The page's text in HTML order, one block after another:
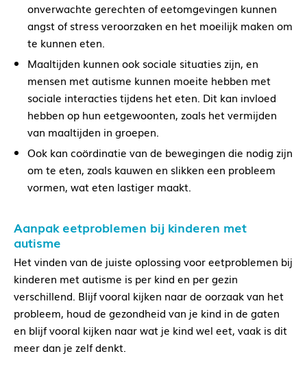
onverwachte gerechten of eetomgevingen kunnen
angst of stress veroorzaken en het moeilijk maken om
te kunnen eten.
Maaltijden kunnen ook sociale situaties zijn, en
mensen met autisme kunnen moeite hebben met
sociale interacties tijdens het eten. Dit kan invloed
hebben op hun eetgewoonten, zoals het vermijden
van maaltijden in groepen.
Ook kan coördinatie van de bewegingen die nodig zijn
om te eten, zoals kauwen en slikken een probleem
vormen, wat eten lastiger maakt.
Aanpak eetproblemen bij kinderen met
autisme
Het vinden van de juiste oplossing voor eetproblemen bij
kinderen met autisme is per kind en per gezin
verschillend. Blijf vooral kijken naar de oorzaak van het
probleem, houd de gezondheid van je kind in de gaten
en blijf vooral kijken naar wat je kind wel eet, vaak is dit
meer dan je zelf denkt.